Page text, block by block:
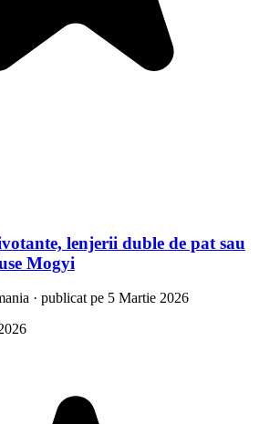
lenjerii duble de pat sau
Mogyi
· publicat pe 5 Martie 2026